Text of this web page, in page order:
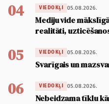
04 VIEDOKĻI 05.08.2026.
Mediju vide
realitāti,
05 VIEDOKĻI 05.08.2026.
Svarīgais un
06 VIEDOKĻI 05.08.2026.
Nebeidzama tīklu